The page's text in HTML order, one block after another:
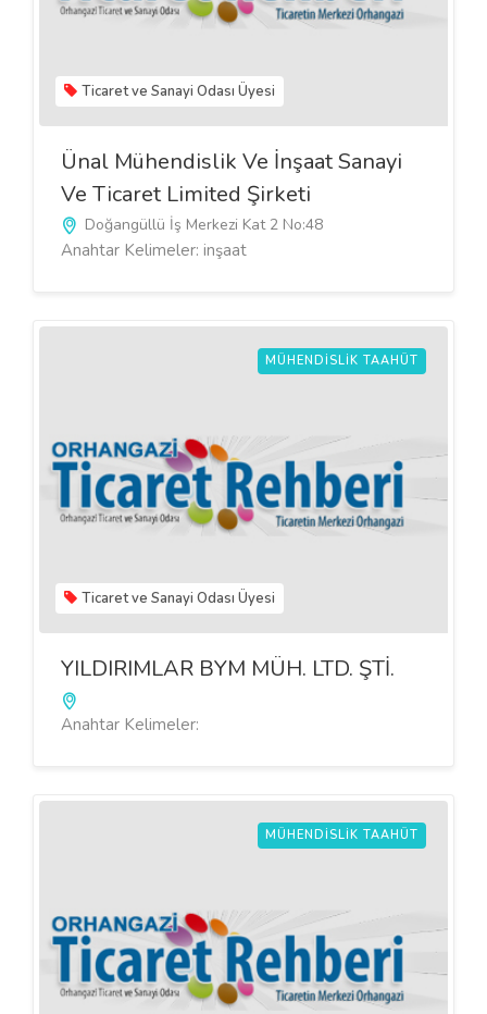
Ticaret ve Sanayi Odası Üyesi
Ünal Mühendislik Ve İnşaat Sanayi
Ve Ticaret Limited Şirketi
Doğangüllü İş Merkezi Kat 2 No:48
Anahtar Kelimeler: inşaat
MÜHENDISLIK TAAHÜT
Ticaret ve Sanayi Odası Üyesi
YILDIRIMLAR BYM MÜH. LTD. ŞTİ.
Anahtar Kelimeler:
MÜHENDISLIK TAAHÜT